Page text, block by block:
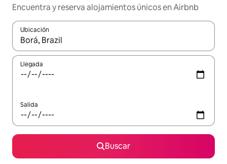
Encuentra y reserva alojamientos únicos en Airbnb
Ubicación
Cuando los resultados estén disponibles, navega con las
Llegada
Salida
Buscar